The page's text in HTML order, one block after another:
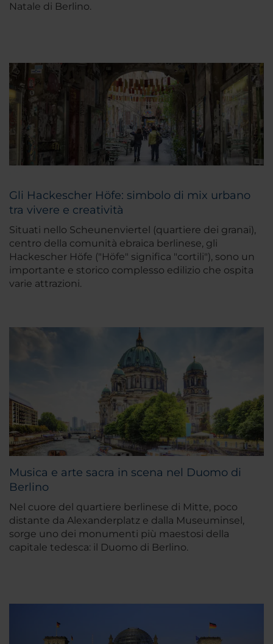
Natale di Berlino.
Gli Hackescher Höfe: simbolo di mix urbano
tra vivere e creatività
Situati nello Scheunenviertel (quartiere dei granai),
centro della comunità ebraica berlinese, gli
Hackescher Höfe ("Höfe" significa "cortili"), sono un
importante e storico complesso edilizio che ospita
varie attrazioni.
Musica e arte sacra in scena nel Duomo di
Berlino
Nel cuore del quartiere berlinese di Mitte, poco
distante da Alexanderplatz e dalla Museuminsel,
sorge uno dei monumenti più maestosi della
capitale tedesca: il Duomo di Berlino.